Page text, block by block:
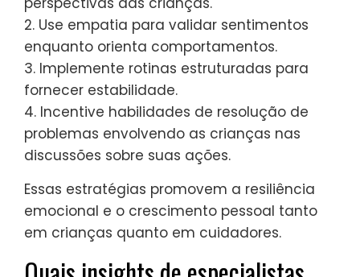
Como você pode otimizar sua
abordagem ao No Drama
Discipline?
Para otimizar sua abordagem ao No Drama
Discipline, concentre-se na consistência,
regulação emocional e comunicação
eficaz. Estabeleça expectativas claras e
mantenha uma postura calma durante as
interações.
1. Pratique a escuta ativa para entender as